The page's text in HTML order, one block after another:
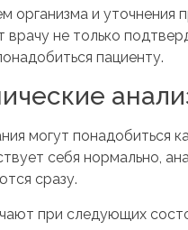
организма и уточнения
не только
пациенту.
могут понадобиться
себя нормально,
сразу.
при следующих